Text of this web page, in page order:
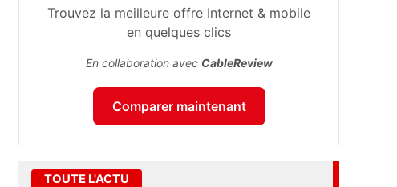
Trouvez la meilleure offre Internet & mobile
en quelques clics
En collaboration avec CableReview
Comparer maintenant
TOUTE L'ACTU